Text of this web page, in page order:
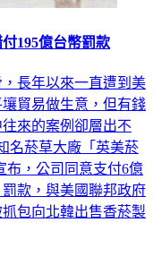
195億台幣罰款
長年以來一直遭到美
貿易做生意，但有錢
來的案例卻層出不
名菸草大廠「英美菸
布，公司同意支付6億
款，與美國聯邦政府
包向北韓出售香菸製